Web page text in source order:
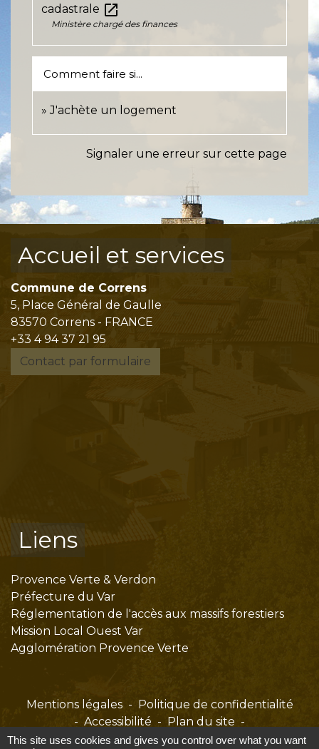
cadastrale open_in_new
Ministère chargé des finances
Comment faire si...
J'achète un logement
Signaler une erreur sur cette page
Accueil et services
Commune de Correns
5, Place Général de Gaulle
83570 Correns - FRANCE
+33 4 94 37 21 95
Contact par formulaire
Liens
Provence Verte & Verdon
Préfecture du Var
Réglementation de l'accès aux massifs forestiers
Mission Local Ouest Var
Agglomération Provence Verte
Mentions légales - Politique de confidentialité
- Accessibilité - Plan du site -
Gestion des cookies
This site uses cookies and gives you control over what you want